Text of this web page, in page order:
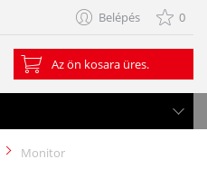
Belépés 0
Az ön kosara üres.
Monitor